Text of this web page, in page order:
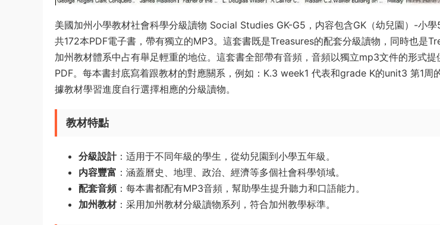
美國加州小學教材社會科學分級讀物 Social Studies GK-G5，内容包含GK（幼兒園）-小學
共172本PDF電子書，帶有獨立的MP3。這套書既是Treasures的配套分級讀物，同時也是
加州教材體系中占有舉足輕重的地位。這套書全部帶有音頻，音頻以獨立mp3文件的形式
PDF。每本書封底寫着跟教材的對應關系，例如：K.3 week1 代表和grade K的unit3 第1周
據教材學習進度自行選擇相應的分級讀物。
教材特點
分級設計：适用于不同年級的學生，從幼兒園到小學五年級。
内容豐富 ：涵蓋曆史、地理、政治、經濟等多個社會科學領域。
配套音頻：每本書都配有MP3音頻，幫助學生提升聽力和口語能力。
加州教材：采用加州教材分級讀物系列，符合加州教學标準。